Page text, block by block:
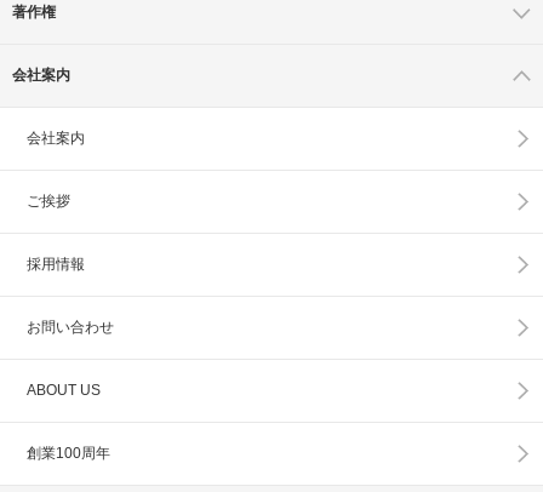
著作権
会社案内
会社案内
ご挨拶
採用情報
お問い合わせ
ABOUT US
創業100周年